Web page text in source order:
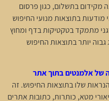
בתשלום, כגון פרסום
מודעות בתוצאות מנועי החיפוש
מתמקד בטקטיקות בדף ומחוץ
יותר בתוצאות החיפוש
של אלמנטים בתוך אתר
שלו בתוצאות החיפוש. זה
מטא, כותרות, כתובות אתרים